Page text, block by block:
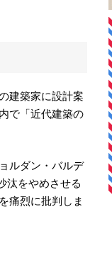
建築家に設計案
で「近代建築の
ルダン・バルデ
汰をやめさせる
痛烈に批判しま